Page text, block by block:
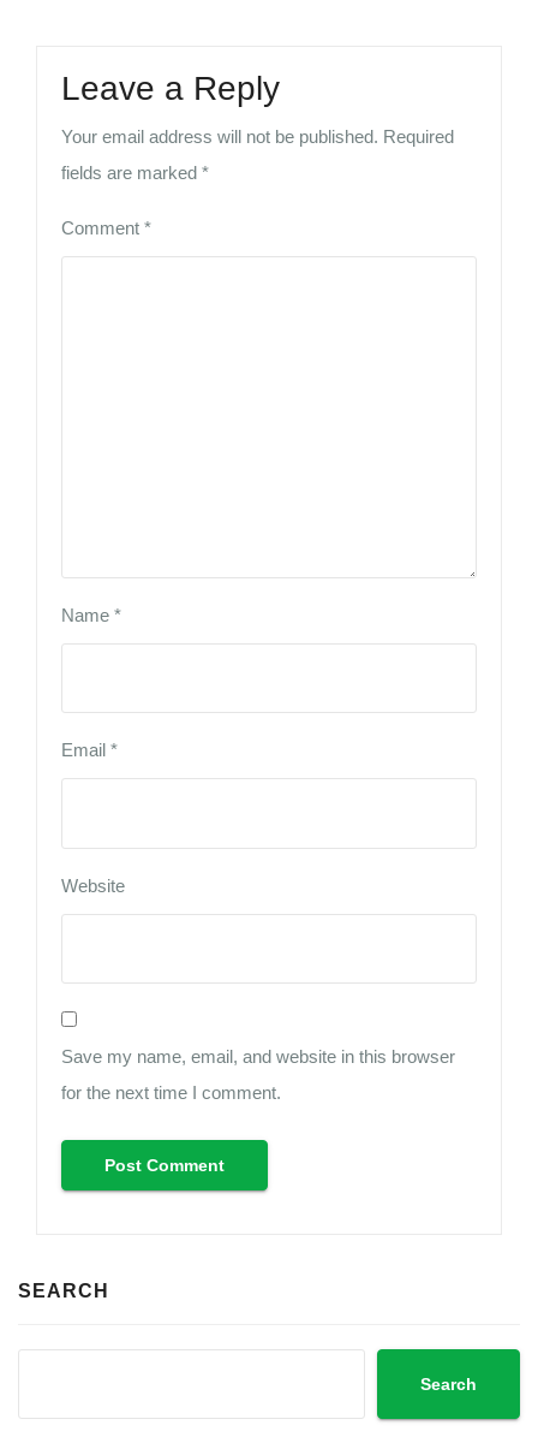
Leave a Reply
Your email address will not be published. Required
fields are marked *
Comment *
Name *
Email *
Website
Save my name, email, and website in this browser
for the next time I comment.
SEARCH
Search